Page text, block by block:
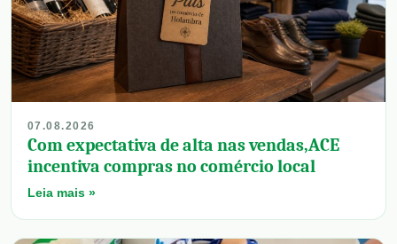
07.08.2026
Com expectativa de alta nas vendas,ACE
incentiva compras no comércio local
Leia mais »